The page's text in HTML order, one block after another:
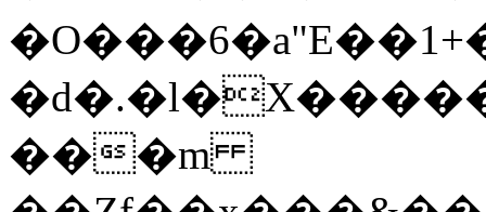
�O���6�a"E��1
���m